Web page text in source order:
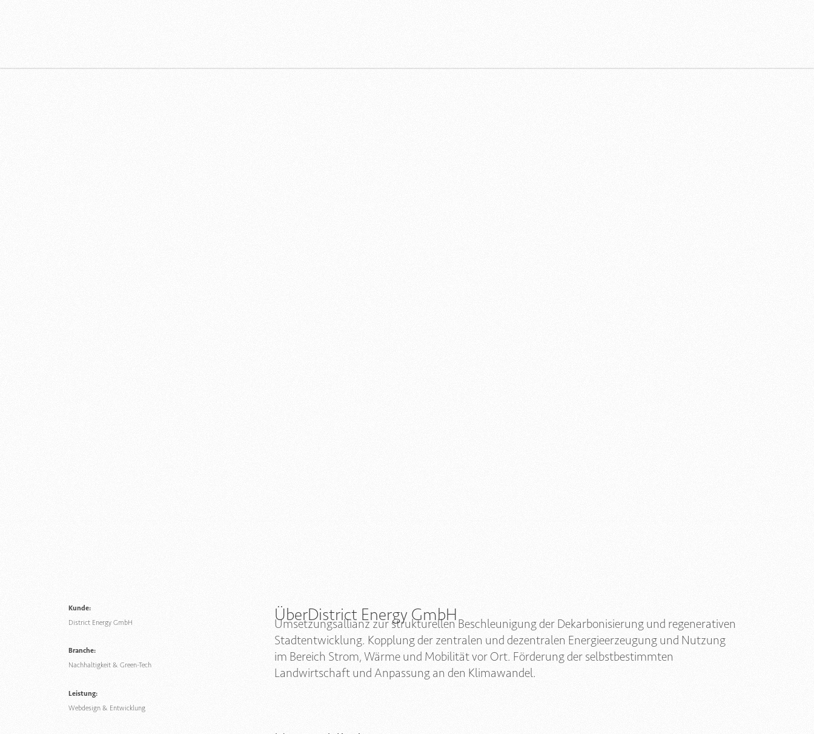
Kunde:
District Energy GmbH
Branche:
Nachhaltigkeit & Green-Tech
Leistung:
Webdesign & Entwicklung
ÜberDistrict Energy GmbH
Umsetzungsallianz zur strukturellen Beschleunigung der Dekarbonisierung und regenerativen
Stadtentwicklung. Kopplung der zentralen und dezentralen Energieerzeugung und Nutzung
im Bereich Strom, Wärme und Mobilität vor Ort. Förderung der selbstbestimmten
Landwirtschaft und Anpassung an den Klimawandel.